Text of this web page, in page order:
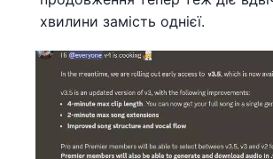
хвилини замість однієї.